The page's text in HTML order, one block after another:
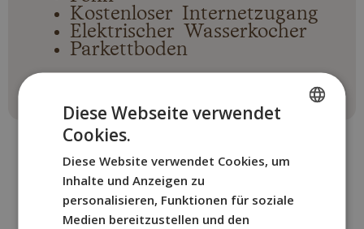
Kostenloser Internetzugang
Elektrischer Wasserkocher
Parkettboden
SONSTIGE ZIMMER
ENGLISH
Diese Webseite verwendet
Cookies.
Diese Website verwendet Cookies, um
Inhalte und Anzeigen zu
personalisieren, Funktionen für soziale
Medien bereitzustellen und den